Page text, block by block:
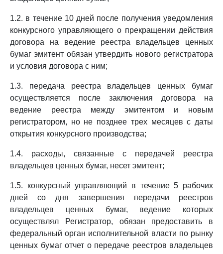
1.2. в течение 10 дней после получения уведомления
конкурсного управляющего о прекращении действия
договора на ведение реестра владельцев ценных
бумаг эмитент обязан утвердить нового регистратора
и условия договора с ним;
1.3. передача реестра владельцев ценных бумаг
осуществляется после заключения договора на
ведение реестра между эмитентом и новым
регистратором, но не позднее трех месяцев с даты
открытия конкурсного производства;
1.4. расходы, связанные с передачей реестра
владельцев ценных бумаг, несет эмитент;
1.5. конкурсный управляющий в течение 5 рабочих
дней со дня завершения передачи реестров
владельцев ценных бумаг, ведение которых
осуществлял Регистратор, обязан предоставить в
федеральный орган исполнительной власти по рынку
ценных бумаг отчет о передаче реестров владельцев